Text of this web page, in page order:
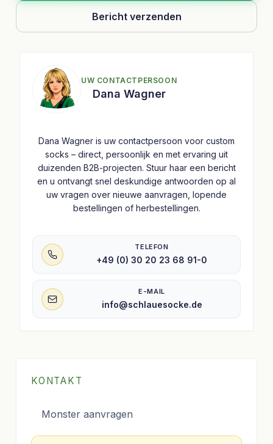
Bericht verzenden
UW CONTACTPERSOON
Dana Wagner
Dana Wagner is uw contactpersoon voor custom
socks – direct, persoonlijk en met ervaring uit
duizenden B2B-projecten. Stuur haar een bericht
en u ontvangt snel deskundige antwoorden op al
uw vragen over nieuwe aanvragen, lopende
bestellingen of herbestellingen.
TELEFON
+49 (0) 30 20 23 68 91-0
E-MAIL
info@schlauesocke.de
KONTAKT
Monster aanvragen